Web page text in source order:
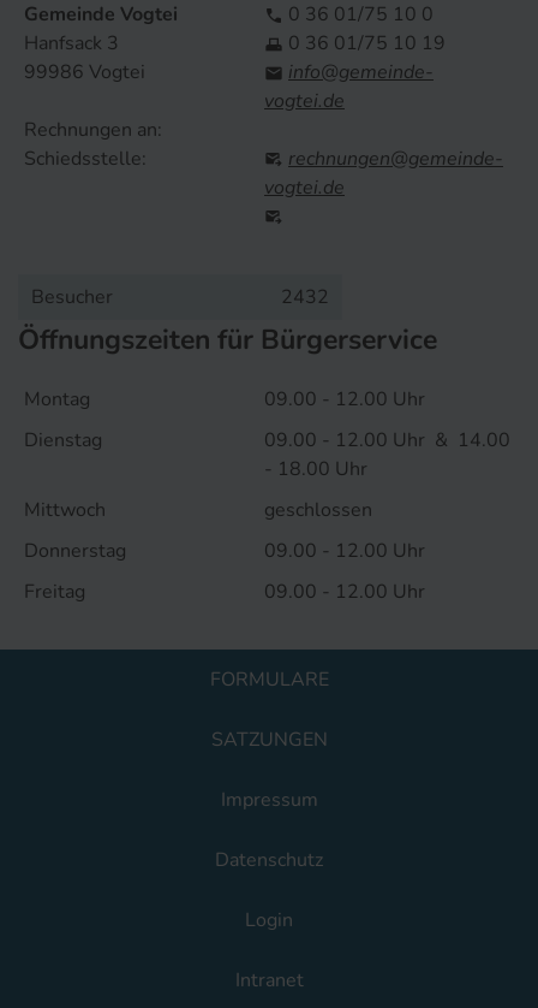
Gemeinde Vogtei
Hanfsack 3
99986 Vogtei
Rechnungen an:
Schiedsstelle:
 0 36 01/75 10 0
 0 36 01/75 10 19
 info@gemeinde-
vogtei.de
 rechnungen@gemeinde-
vogtei.de

Besucher 2432
Öffnungszeiten für Bürgerservice
Montag
09.00 - 12.00 Uhr
Dienstag
09.00 - 12.00 Uhr & 14.00
- 18.00 Uhr
Mittwoch
geschlossen
Donnerstag
09.00 - 12.00 Uhr
Freitag
09.00 - 12.00 Uhr
FORMULARE
SATZUNGEN
Impressum
Datenschutz
Login
Intranet